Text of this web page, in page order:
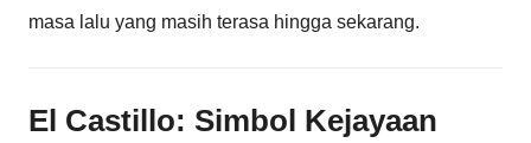
masa lalu yang masih terasa hingga sekarang.
El Castillo: Simbol Kejayaan